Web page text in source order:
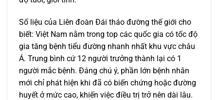
Số liệu của Liên đoàn Đái tháo đường thế giới cho
biết: Việt Nam nằm trong top các quốc gia có tốc độ
gia tăng bệnh tiểu đường nhanh nhất khu vực châu
Á. Trung bình cứ 12 người trưởng thành lại có 1
người mắc bệnh. Đáng chú ý, phần lớn bệnh nhân
mới chỉ phát hiện khi đã có biến chứng hoặc đường
huyết ở mức cao, khiến việc điều trị trở nên dài lâu.